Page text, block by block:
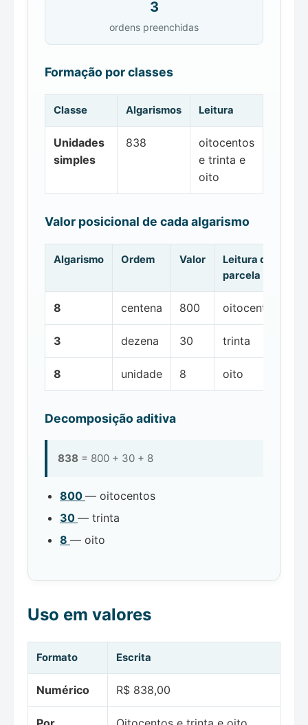
3
ordens preenchidas
Formação por classes
Classe Algarismos Leitura
Unidades
simples
838
oitocentos
e trinta e
oito
Valor posicional de cada algarismo
Algarismo Ordem Valor
Leitura da
parcela
8 centena 800 oitocentos
3 dezena 30 trinta
8 unidade 8 oito
Decomposição aditiva
838 = 800 + 30 + 8
800 — oitocentos
30 — trinta
8 — oito
Uso em valores
Formato Escrita
Numérico R$ 838,00